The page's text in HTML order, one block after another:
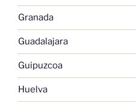
Granada
Guadalajara
Guipuzcoa
Huelva